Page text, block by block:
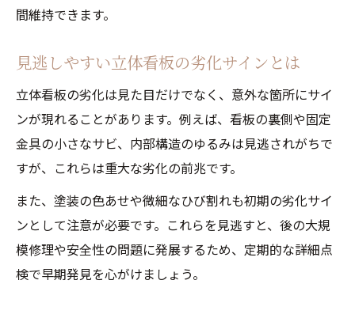
間維持できます。
見逃しやすい立体看板の劣化サインとは
立体看板の劣化は見た目だけでなく、意外な箇所にサイ
ンが現れることがあります。例えば、看板の裏側や固定
金具の小さなサビ、内部構造のゆるみは見逃されがちで
すが、これらは重大な劣化の前兆です。
また、塗装の色あせや微細なひび割れも初期の劣化サイ
ンとして注意が必要です。これらを見逃すと、後の大規
模修理や安全性の問題に発展するため、定期的な詳細点
検で早期発見を心がけましょう。